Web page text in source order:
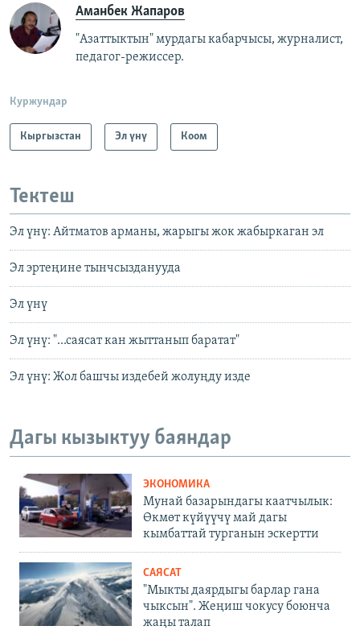
Аманбек Жапаров
"Азаттыктын" мурдагы кабарчысы, журналист,
педагог-режиссер.
Куржундар
Кыргызстан Эл үнү Коом
Тектеш
Эл үнү: Айтматов арманы, жарыгы жок жабыркаган эл
Эл эртеңине тынчсызданууда
Эл үнү
Эл үнү: "...саясат кан жыттанып баратат"
Эл үнү: Жол башчы издебей жолуңду изде
Дагы кызыктуу баяндар
ЭКОНОМИКА
Мунай базарындагы каатчылык:
Өкмөт күйүүчү май дагы
кымбаттай турганын эскертти
САЯСАТ
"Мыкты даярдыгы барлар гана
чыксын". Жеңиш чокусу боюнча
жаңы талап